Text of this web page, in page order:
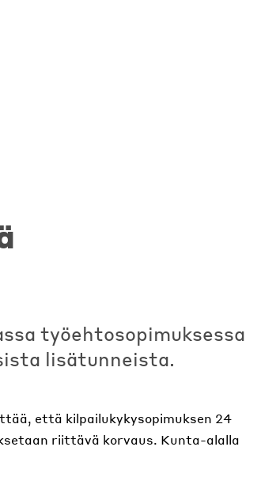
työehtosopimuksessa
lisätunneista.
että kilpailukykysopimuksen 24
riittävä korvaus. Kunta-alalla